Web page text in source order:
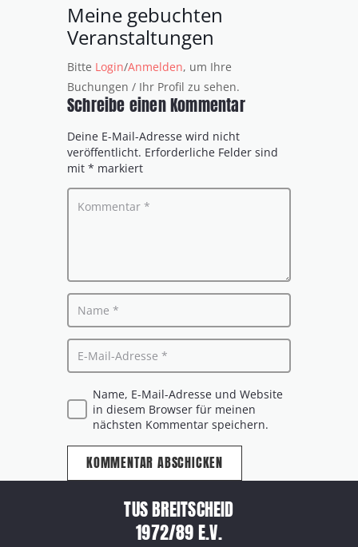
Meine gebuchten
Veranstaltungen
Bitte Login/Anmelden, um Ihre
Buchungen / Ihr Profil zu sehen.
Schreibe einen Kommentar
Deine E-Mail-Adresse wird nicht
veröffentlicht. Erforderliche Felder sind
mit * markiert
Name, E-Mail-Adresse und Website
in diesem Browser für meinen
nächsten Kommentar speichern.
KOMMENTAR ABSCHICKEN
TUS BREITSCHEID
1972/89 E.V.